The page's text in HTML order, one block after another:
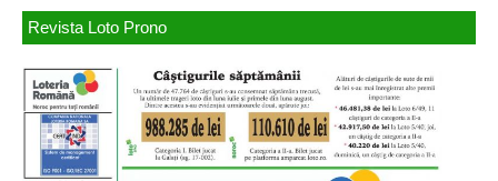
Revista Loto Prono